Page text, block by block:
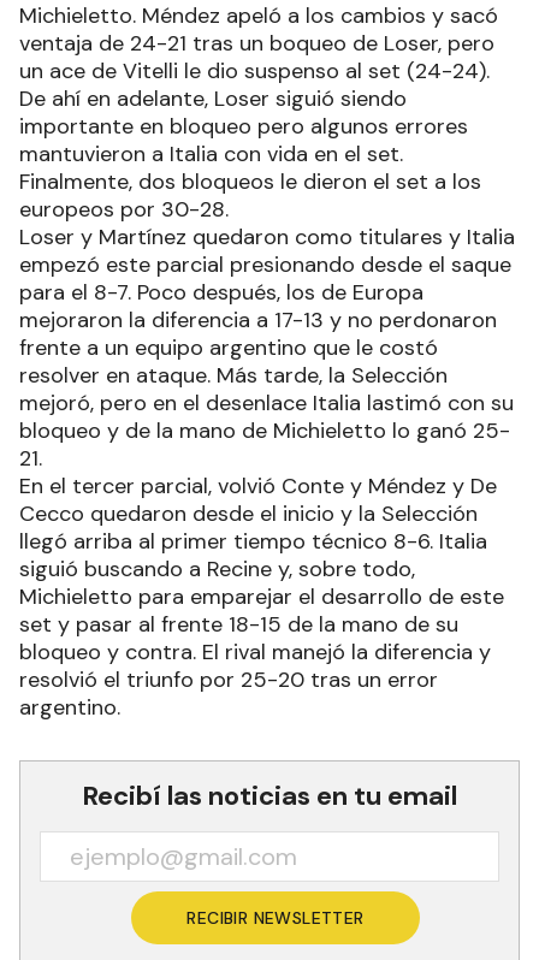
Michieletto. Méndez apeló a los cambios y sacó
ventaja de 24-21 tras un boqueo de Loser, pero
un ace de Vitelli le dio suspenso al set (24-24).
De ahí en adelante, Loser siguió siendo
importante en bloqueo pero algunos errores
mantuvieron a Italia con vida en el set.
Finalmente, dos bloqueos le dieron el set a los
europeos por 30-28.
Loser y Martínez quedaron como titulares y Italia
empezó este parcial presionando desde el saque
para el 8-7. Poco después, los de Europa
mejoraron la diferencia a 17-13 y no perdonaron
frente a un equipo argentino que le costó
resolver en ataque. Más tarde, la Selección
mejoró, pero en el desenlace Italia lastimó con su
bloqueo y de la mano de Michieletto lo ganó 25-
21.
En el tercer parcial, volvió Conte y Méndez y De
Cecco quedaron desde el inicio y la Selección
llegó arriba al primer tiempo técnico 8-6. Italia
siguió buscando a Recine y, sobre todo,
Michieletto para emparejar el desarrollo de este
set y pasar al frente 18-15 de la mano de su
bloqueo y contra. El rival manejó la diferencia y
resolvió el triunfo por 25-20 tras un error
argentino.
Recibí las noticias en tu email
RECIBIR NEWSLETTER